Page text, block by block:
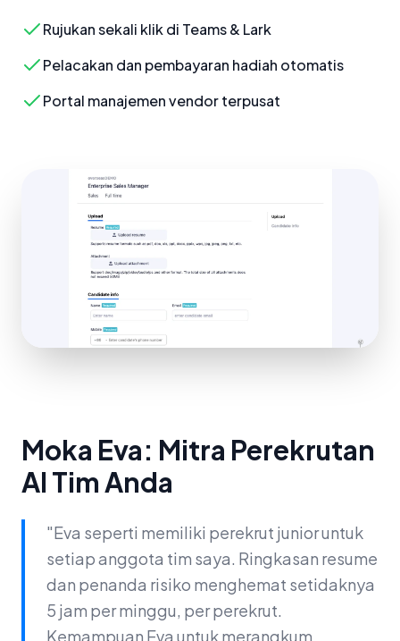
Rujukan sekali klik di Teams & Lark
Pelacakan dan pembayaran hadiah otomatis
Portal manajemen vendor terpusat
Moka Eva: Mitra Perekrutan
AI Tim Anda
"Eva seperti memiliki perekrut junior untuk
setiap anggota tim saya. Ringkasan resume
dan penanda risiko menghemat setidaknya
5 jam per minggu, per perekrut.
Kemampuan Eva untuk merangkum